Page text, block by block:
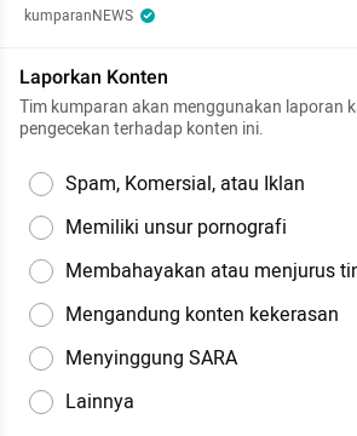
kumparanNEWS
Laporkan Konten
Tim kumparan akan menggunakan laporan
pengecekan terhadap konten ini.
Spam, Komersial, atau Iklan
Memiliki unsur pornografi
Membahayakan atau menjurus
Mengandung konten kekerasan
Menyinggung SARA
Lainnya